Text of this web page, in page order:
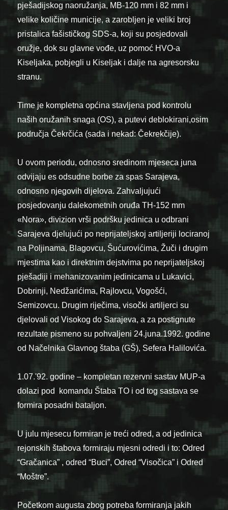
pješadijskog naoružanja, MB-120 mm i 82 mm i
velike količine municije, a zarobljen je veliki broj
pristalica fašističkog SDS-a, koji su posjedovali
oružje, dok su glavne vođe, uz pomoć HVO-a
Kiseljaka, pobjegli u Kiseljak i dalje na agresorsku
stranu.
Time je kompletna općina stavljena pod kontrolu
naših oružanih snaga (OS), a putevi deblokirani,osim
područja Čekrčića (sada i nekad: Čekrekčije).
U ovom periodu, odnosno sredinom mjeseca juna
odvijaju es odsudne borbe za spas Sarajeva,
odnosno njegovih dijelova. Zahvaljujući
posjedovanju dalekometnih oruđa TH-152 mm
«Nora», divizion vrši podršku jedinica u odbrani
Sarajeva djelujući po neprijateljskoj artiljeriji lociranoj
na Poljinama, Blagovcu, Šućurovićima, Žuči i drugim
mjestima kao i direktnim dejstvima po neprijateljskoj
pješadiji i mehanizovanim jedinicama u Lukavici,
Dobrinji, Nedžarićima, Rajlovcu, Vogošći,
Semizovcu. Drugim riječima, visočki artiljerci su
djelovali od Visokog do Sarajeva, a za postignute
rezultate pismeno su pohvaljeni 24.juna.1992. godine
od Načelnika Glavnog štaba (GŠ), Sefera Halilovića.
1.07.'92. godine – kompletan rezervni sastav MUP-a
dolazi pod komandu Štaba TO i od tog sastava se
formira posadni bataljon.
U julu mjesecu formiran je treći odred, a od jedinica
rejonskih štabova formiraju mjesni odredi i to: Odred
“Gračanica” , odred “Buci”, Odred “Visočica” i Odred
“Moštre”.
Početkom augusta zbog potreba formiranja jakih